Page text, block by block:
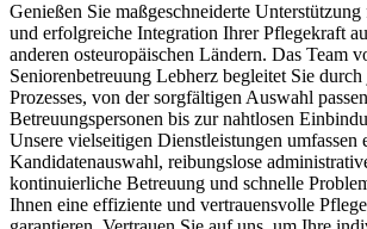
Genießen Sie maßgeschneiderte
und erfolgreiche Integration Ihrer Pflegekraft
anderen osteuropäischen Ländern. Das Team
Seniorenbetreuung Lebherz begleitet Sie
Prozesses, von der sorgfältigen Auswahl
Betreuungspersonen bis zur nahtlosen
Unsere vielseitigen Dienstleistungen umfassen
Kandidatenauswahl, reibungslose
kontinuierliche Betreuung und schnelle
Ihnen eine effiziente und vertrauensvolle